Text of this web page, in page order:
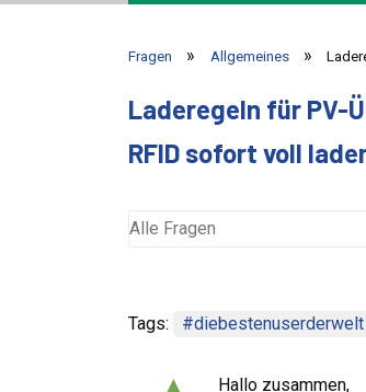
Fragen Allgemeines
Laderegeln für PV-
RFID sofort voll
Tags: #diebestenuserderwelt
▲
Hallo zusammen,